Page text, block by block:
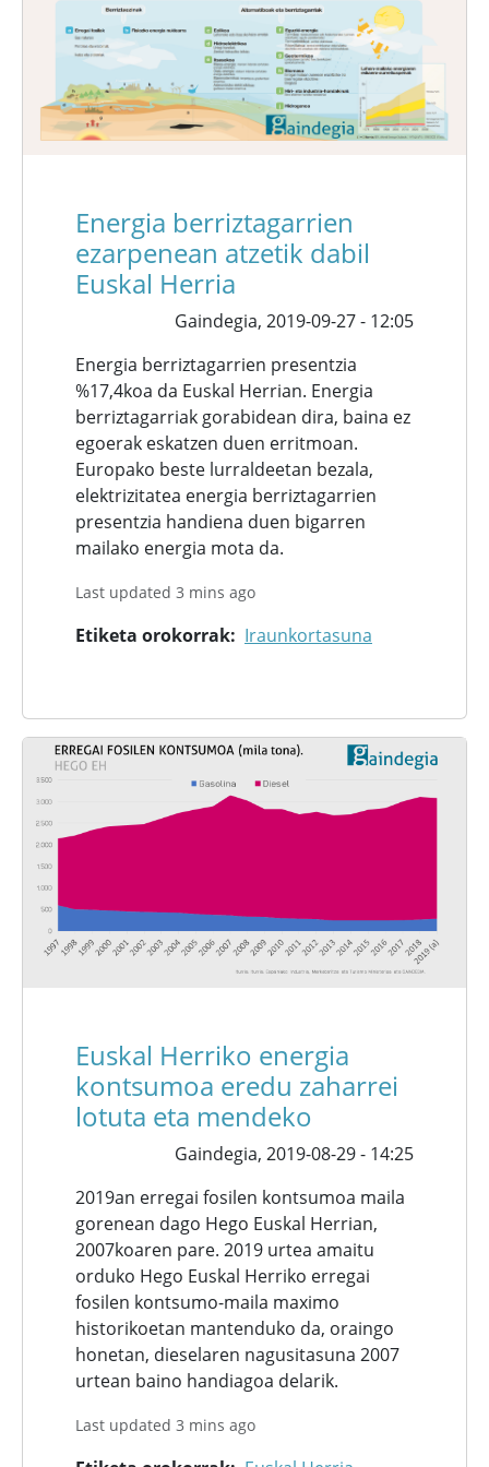
Energia berriztagarrien
ezarpenean atzetik dabil
Euskal Herria
Gaindegia, 2019-09-27 - 12:05
Energia berriztagarrien presentzia
%17,4koa da Euskal Herrian. Energia
berriztagarriak gorabidean dira, baina ez
egoerak eskatzen duen erritmoan.
Europako beste lurraldeetan bezala,
elektrizitatea energia berriztagarrien
presentzia handiena duen bigarren
mailako energia mota da.
Last updated 3 mins ago
Etiketa orokorrak Iraunkortasuna
Euskal Herriko energia
kontsumoa eredu zaharrei
lotuta eta mendeko
Gaindegia, 2019-08-29 - 14:25
2019an erregai fosilen kontsumoa maila
gorenean dago Hego Euskal Herrian,
2007koaren pare. 2019 urtea amaitu
orduko Hego Euskal Herriko erregai
fosilen kontsumo-maila maximo
historikoetan mantenduko da, oraingo
honetan, dieselaren nagusitasuna 2007
urtean baino handiagoa delarik.
Last updated 3 mins ago